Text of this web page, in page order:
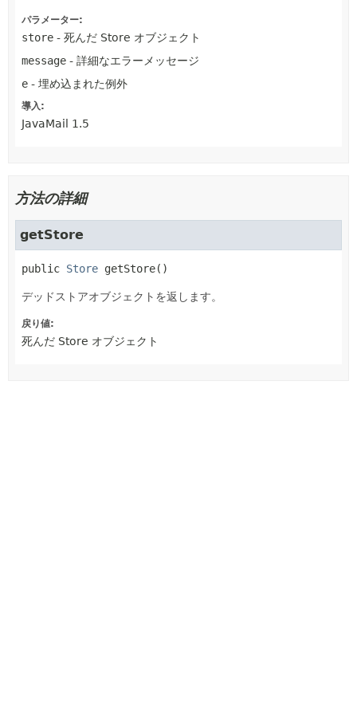
パラメーター:
store - 死んだ Store オブジェクト
message - 詳細なエラーメッセージ
e - 埋め込まれた例外
導入:
JavaMail 1.5
方法の詳細
getStore
public Store getStore()
デッドストアオブジェクトを返します。
戻り値:
死んだ Store オブジェクト